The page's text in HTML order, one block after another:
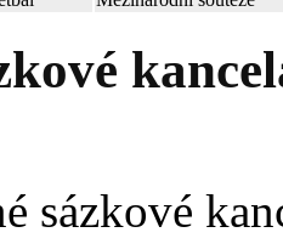
sázkové